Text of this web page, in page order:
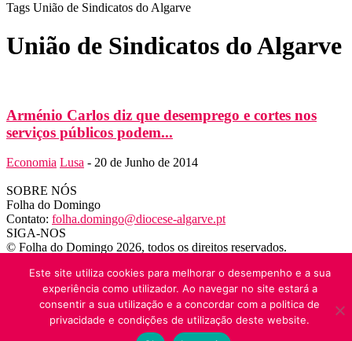
Tags União de Sindicatos do Algarve
União de Sindicatos do Algarve
Arménio Carlos diz que desemprego e cortes nos
serviços públicos podem...
Economia Lusa - 20 de Junho de 2014
SOBRE NÓS
Folha do Domingo
Contato: folha.domingo@diocese-algarve.pt
SIGA-NOS
© Folha do Domingo 2026, todos os direitos reservados.
Este site utiliza cookies para melhorar o desempenho e a sua
experiência como utilizador. Ao navegar no site estará a
consentir a sua utilização e a concordar com a politica de
privacidade e condições de utilização deste website.